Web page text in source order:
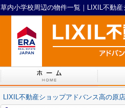
草内小学校周辺の物件一覧｜LIXIL不動
LIXIL不動産ショップアドバンス高の原店